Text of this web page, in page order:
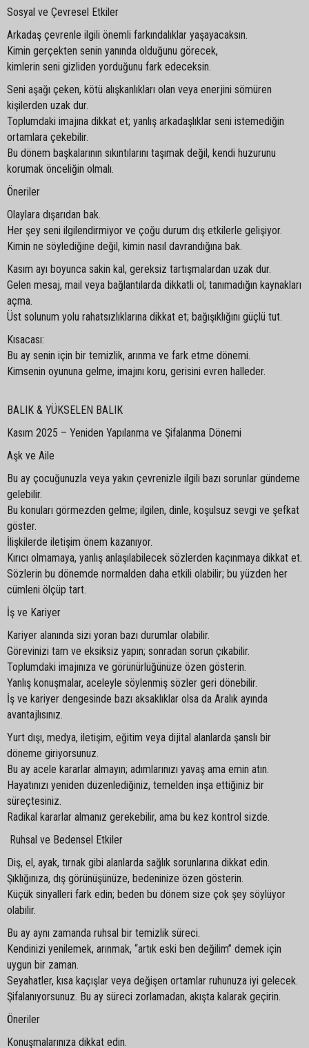
Sosyal ve Çevresel Etkiler
Arkadaş çevrenle ilgili önemli farkındalıklar yaşayacaksın.
Kimin gerçekten senin yanında olduğunu görecek,
kimlerin seni gizliden yorduğunu fark edeceksin.
Seni aşağı çeken, kötü alışkanlıkları olan veya enerjini sömüren
kişilerden uzak dur.
Toplumdaki imajına dikkat et; yanlış arkadaşlıklar seni istemediğin
ortamlara çekebilir.
Bu dönem başkalarının sıkıntılarını taşımak değil, kendi huzurunu
korumak önceliğin olmalı.
Öneriler
Olaylara dışarıdan bak.
Her şey seni ilgilendirmiyor ve çoğu durum dış etkilerle gelişiyor.
Kimin ne söylediğine değil, kimin nasıl davrandığına bak.
Kasım ayı boyunca sakin kal, gereksiz tartışmalardan uzak dur.
Gelen mesaj, mail veya bağlantılarda dikkatli ol; tanımadığın kaynakları
açma.
Üst solunum yolu rahatsızlıklarına dikkat et; bağışıklığını güçlü tut.
Kısacası:
Bu ay senin için bir temizlik, arınma ve fark etme dönemi.
Kimsenin oyununa gelme, imajını koru, gerisini evren halleder.
BALIK & YÜKSELEN BALIK
Kasım 2025 – Yeniden Yapılanma ve Şifalanma Dönemi
Aşk ve Aile
Bu ay çocuğunuzla veya yakın çevrenizle ilgili bazı sorunlar gündeme
gelebilir.
Bu konuları görmezden gelme; ilgilen, dinle, koşulsuz sevgi ve şefkat
göster.
İlişkilerde iletişim önem kazanıyor.
Kırıcı olmamaya, yanlış anlaşılabilecek sözlerden kaçınmaya dikkat et.
Sözlerin bu dönemde normalden daha etkili olabilir; bu yüzden her
cümleni ölçüp tart.
İş ve Kariyer
Kariyer alanında sizi yoran bazı durumlar olabilir.
Görevinizi tam ve eksiksiz yapın; sonradan sorun çıkabilir.
Toplumdaki imajınıza ve görünürlüğünüze özen gösterin.
Yanlış konuşmalar, aceleyle söylenmiş sözler geri dönebilir.
İş ve kariyer dengesinde bazı aksaklıklar olsa da Aralık ayında
avantajlısınız.
Yurt dışı, medya, iletişim, eğitim veya dijital alanlarda şanslı bir
döneme giriyorsunuz.
Bu ay acele kararlar almayın; adımlarınızı yavaş ama emin atın.
Hayatınızı yeniden düzenlediğiniz, temelden inşa ettiğiniz bir
süreçtesiniz.
Radikal kararlar almanız gerekebilir, ama bu kez kontrol sizde.
Ruhsal ve Bedensel Etkiler
Diş, el, ayak, tırnak gibi alanlarda sağlık sorunlarına dikkat edin.
Şıklığınıza, dış görünüşünüze, bedeninize özen gösterin.
Küçük sinyalleri fark edin; beden bu dönem size çok şey söylüyor
olabilir.
Bu ay aynı zamanda ruhsal bir temizlik süreci.
Kendinizi yenilemek, arınmak, “artık eski ben değilim” demek için
uygun bir zaman.
Seyahatler, kısa kaçışlar veya değişen ortamlar ruhunuza iyi gelecek.
Şifalanıyorsunuz. Bu ay süreci zorlamadan, akışta kalarak geçirin.
Öneriler
Konuşmalarınıza dikkat edin.